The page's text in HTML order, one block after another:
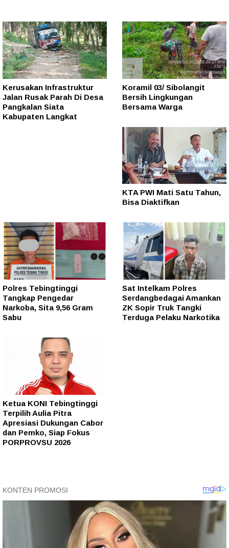
Kerusakan Infrastruktur
Jalan Rusak Parah Di Desa
Pangkalan Siata
Kabupaten Langkat
Koramil 03/ Sibolangit
Bersih Lingkungan
Bersama Warga
KTA PWI Mati Satu Tahun,
Bisa Diaktifkan
Polres Tebingtinggi
Tangkap Pengedar
Narkoba, Sita 9,56 Gram
Sabu
Sat Intelkam Polres
Serdangbedagai Amankan
ZK Sopir Truk Tangki
Terduga Pelaku Narkotika
Ketua KONI Tebingtinggi
Terpilih Aulia Pitra
Apresiasi Dukungan Cabor
dan Pemko, Siap Fokus
PORPROVSU 2026